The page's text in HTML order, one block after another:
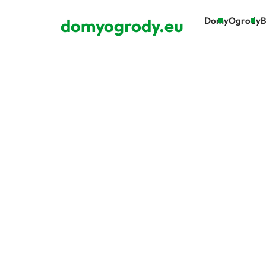
domyogrody.eu DomyOgrody